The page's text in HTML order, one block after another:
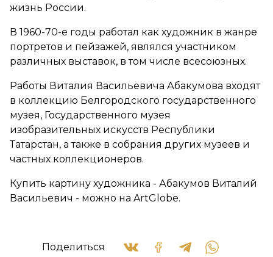
жизнь России.
В 1960-70-е годы работал как художник в жанре
портретов и пейзажей, являлся участником
различных выставок, в том числе всесоюзных.
Работы Виталия Васильевича Абакумова входят
в коллекцию Белгородского государственного
музея, Государственного музея
изобразительных искусств Республики
Татарстан, а также в собрания других музеев и
частных коллекционеров.
Купить картину художника - Абакумов Виталий
Васильевич - можно на ArtGlobe.
Поделиться